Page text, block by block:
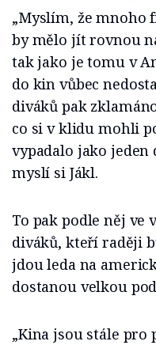
„Myslím, že mnoho
by mělo jít rovnou
tak jako je tomu v
do kin vůbec
diváků pak
co si v klidu mohli
vypadalo jako
myslí si Jákl.
To pak podle něj ve
diváků, kteří raději
jdou leda na
dostanou velkou
„Kina jsou stále